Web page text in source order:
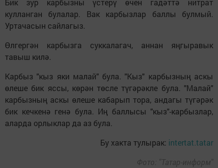
Бик зур карбызны үстерү өчен гадәттә нитрат
кулланган булалар. Вак карбызлар баллы булмый.
Уртачасын сайлагыз.
Өлгергән карбызга суккалагач, аннан яңгыравык
тавыш килә.
Карбыз "кыз яки малай" була. "Кыз" карбызның аскы
өлеше бик яссы, көрән төсле түгәрәкле була. "Малай"
карбызның аскы өлеше кабарып тора, андагы түгәрәк
бик кечкенә генә була. Иң баллысы "кыз"-карбызлар,
аларда орлыклар да аз була.
Бу хакта тулырак: intertat.tatar
Фото: "Татар-информ"